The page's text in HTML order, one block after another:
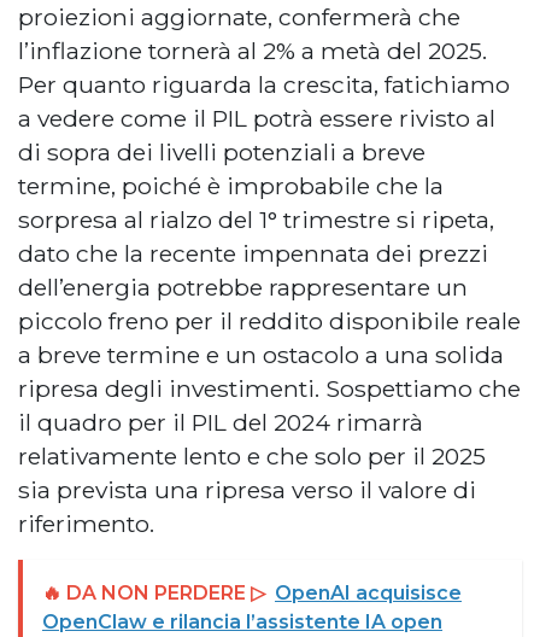
proiezioni aggiornate, confermerà che
l’inflazione tornerà al 2% a metà del 2025.
Per quanto riguarda la crescita, fatichiamo
a vedere come il PIL potrà essere rivisto al
di sopra dei livelli potenziali a breve
termine, poiché è improbabile che la
sorpresa al rialzo del 1° trimestre si ripeta,
dato che la recente impennata dei prezzi
dell’energia potrebbe rappresentare un
piccolo freno per il reddito disponibile reale
a breve termine e un ostacolo a una solida
ripresa degli investimenti. Sospettiamo che
il quadro per il PIL del 2024 rimarrà
relativamente lento e che solo per il 2025
sia prevista una ripresa verso il valore di
riferimento.
🔥 DA NON PERDERE ▷ OpenAI acquisisce
OpenClaw e rilancia l’assistente IA open